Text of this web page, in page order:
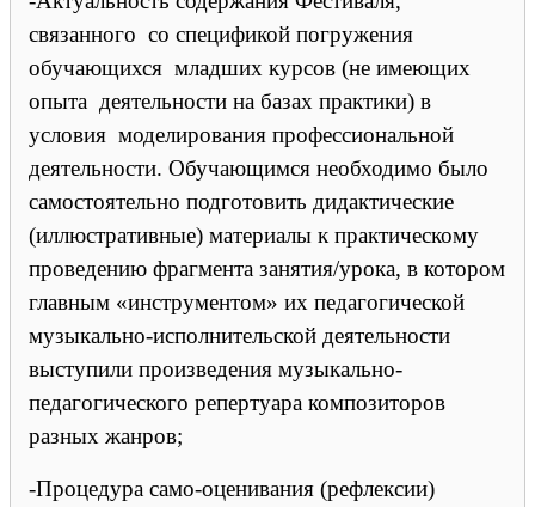
связанного со спецификой погружения
обучающихся младших курсов (не имеющих
опыта деятельности на базах практики) в
условия моделирования профессиональной
деятельности. Обучающимся необходимо было
самостоятельно подготовить дидактические
(иллюстративные) материалы к практическому
проведению фрагмента занятия/урока, в котором
главным «инструментом» их педагогической
музыкально-исполнительской деятельности
выступили произведения музыкально-
педагогического репертуара композиторов
разных жанров;
-Процедура само-оценивания (рефлексии)